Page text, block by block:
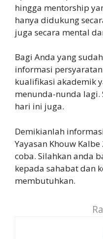
hingga mentorship
hanya didukung
juga secara mental
Bagi Anda yang
informasi
kualifikasi akademik
menunda-nunda lagi.
hari ini juga.
Demikianlah
Yayasan Khouw
coba. Silahkan anda
kepada sahabat dan
membutuhkan.